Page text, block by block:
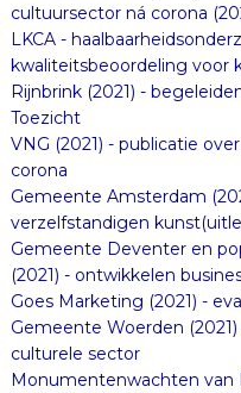
cultuursector ná corona
LKCA -
kwaliteitsbeoordeling voor
Rijnbrink (2021) -
Toezicht
VNG (2021) - publicatie
corona
Gemeente Amsterdam
verzelfstandigen
Gemeente Deventer en
(2021) - ontwikkelen
Goes Marketing (2021) -
Gemeente Woerden
culturele sector
Monumentenwachten van